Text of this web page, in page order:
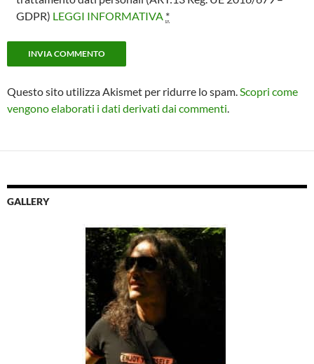
GDPR) LEGGI INFORMATIVA *
Questo sito utilizza Akismet per ridurre lo spam.Scopri come
vengono elaborati i dati derivati dai commenti.
GALLERY